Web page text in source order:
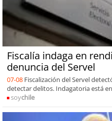
Fiscalía indaga en
denuncia del Servel
07-08 Fiscalización del Servel
detectar delitos. Indagatoria está
soychile